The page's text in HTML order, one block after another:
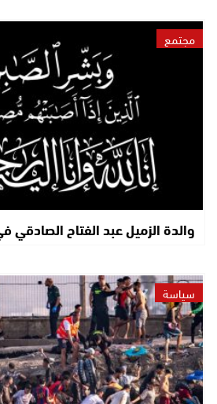
مجتمع
والدة الزميل عبد الفتاح الصادقي
سياسة